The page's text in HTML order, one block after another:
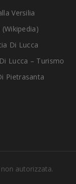
Versilia
(Wikipedia)
Di Lucca
Lucca – Turismo
Pietrasanta
autorizzata.